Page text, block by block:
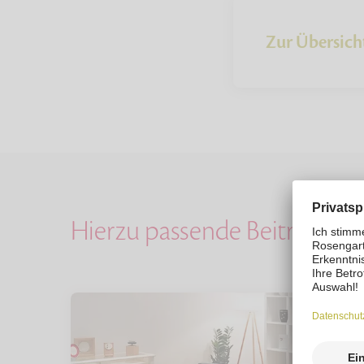
Zur
Hierzu passende Beiträge